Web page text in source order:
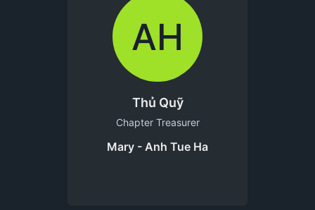
AH
Thủ Quỹ
Chapter Treasurer
Mary - Anh Tue Ha